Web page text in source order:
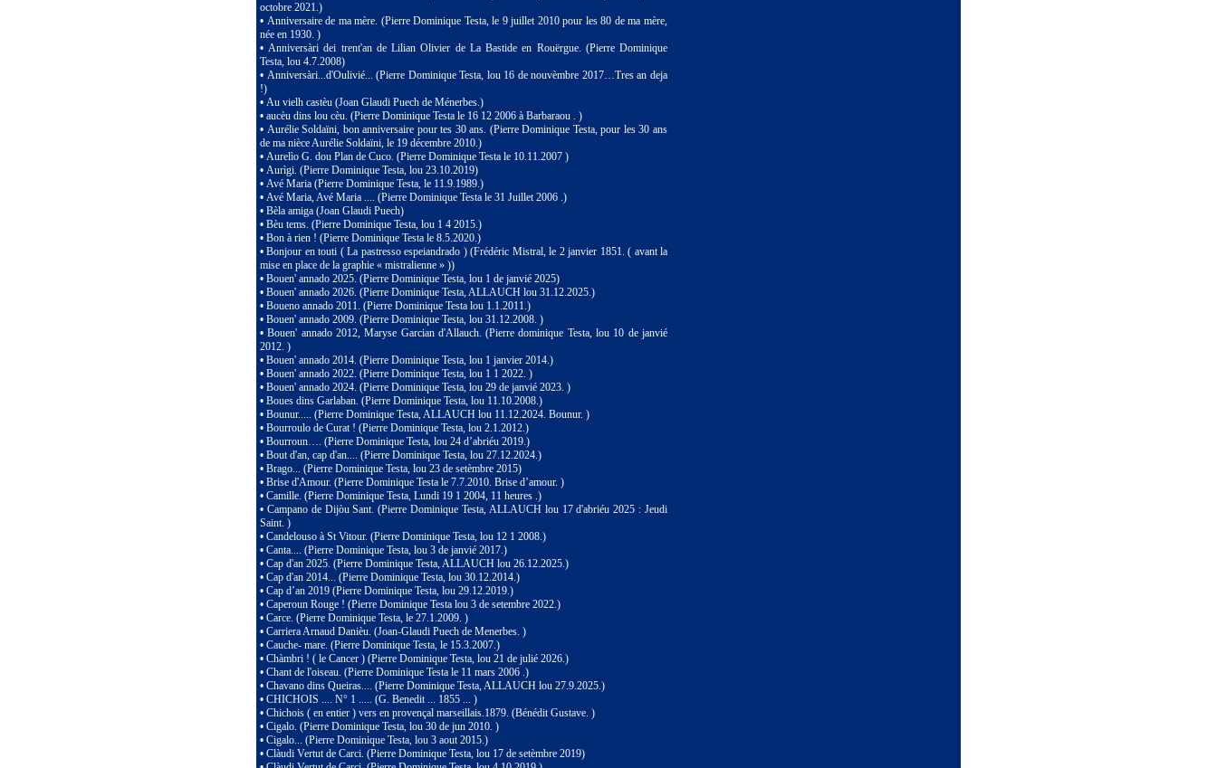
octobre 2021.)
• Anniversaire de ma mère. (Pierre Dominique Testa, le 9 juillet 2010 pour les 80 de ma mère,
née en 1930. )
•Anniversàri dei trent'an de Lilian Olivier de La Bastide en Rouërgue. (Pierre Dominique
Testa, lou 4.7.2008)
• Anniversàri...d'Oulivié... (Pierre Dominique Testa, lou 16 de nouvèmbre 2017…Tres an deja
!)
• Au vielh castèu (Joan Glaudi Puech de Ménerbes.)
• aucèu dins lou cèu. (Pierre Dominique Testa le 16 12 2006 à Barbaraou . )
• Aurélie Soldaïni, bon anniversaire pour tes 30 ans. (Pierre Dominique Testa, pour les 30 ans
de ma nièce Aurélie Soldaïni, le 19 décembre 2010.)
• Aurelìo G. dou Plan de Cuco. (Pierre Dominique Testa le 10.11.2007 )
• Aurìgi. (Pierre Dominique Testa, lou 23.10.2019)
• Avé Maria (Pierre Dominique Testa, le 11.9.1989.)
• Avé Maria, Avé Maria .... (Pierre Dominique Testa le 31 Juillet 2006 .)
• Bèla amiga (Joan Glaudi Puech)
• Bèu tems. (Pierre Dominique Testa, lou 1 4 2015.)
• Bon à rien ! (Pierre Dominique Testa le 8.5.2020.)
•Bonjour en touti ( La pastresso espeiandrado ) (Frédéric Mistral, le 2 janvier 1851. ( avant la
mise en place de la graphie « mistralienne » ))
• Bouen' annado 2025. (Pierre Dominique Testa, lou 1 de janvié 2025)
• Bouen' annado 2026. (Pierre Dominique Testa, ALLAUCH lou 31.12.2025.)
• Boueno annado 2011. (Pierre Dominique Testa lou 1.1.2011.)
• Bouen' annado 2009. (Pierre Dominique Testa, lou 31.12.2008. )
•Bouen' annado 2012, Maryse Garcian d'Allauch. (Pierre dominique Testa, lou 10 de janvié
2012. )
• Bouen' annado 2014. (Pierre Dominique Testa, lou 1 janvier 2014.)
• Bouen' annado 2022. (Pierre Dominique Testa, lou 1 1 2022. )
• Bouen' annado 2024. (Pierre Dominique Testa, lou 29 de janvié 2023. )
• Boues dins Garlaban. (Pierre Dominique Testa, lou 11.10.2008.)
• Bounur..... (Pierre Dominique Testa, ALLAUCH lou 11.12.2024. Bounur. )
• Bourroulo de Curat ! (Pierre Dominique Testa, lou 2.1.2012.)
• Bourroun…. (Pierre Dominique Testa, lou 24 d’abriéu 2019.)
• Bout d'an, cap d'an.... (Pierre Dominique Testa, lou 27.12.2024.)
• Brago... (Pierre Dominique Testa, lou 23 de setèmbre 2015)
• Brise d'Amour. (Pierre Dominique Testa le 7.7.2010. Brise d’amour. )
• Camille. (Pierre Dominique Testa, Lundi 19 1 2004, 11 heures .)
• Campano de Dijòu Sant. (Pierre Dominique Testa, ALLAUCH lou 17 d'abriéu 2025 : Jeudi
Saint. )
• Candelouso à St Vitour. (Pierre Dominique Testa, lou 12 1 2008.)
• Canta.... (Pierre Dominique Testa, lou 3 de janvié 2017.)
• Cap d'an 2025. (Pierre Dominique Testa, ALLAUCH lou 26.12.2025.)
• Cap d'an 2014... (Pierre Dominique Testa, lou 30.12.2014.)
• Cap d’an 2019 (Pierre Dominique Testa, lou 29.12.2019.)
• Caperoun Rouge ! (Pierre Dominique Testa lou 3 de setembre 2022.)
• Carce. (Pierre Dominique Testa, le 27.1.2009. )
• Carriera Arnaud Danièu. (Joan-Glaudi Puech de Menerbes. )
• Cauche- mare. (Pierre Dominique Testa, le 15.3.2007.)
• Chàmbri ! ( le Cancer ) (Pierre Dominique Testa, lou 21 de julié 2026.)
• Chant de l'oiseau. (Pierre Dominique Testa le 11 mars 2006 .)
• Chavano dins Queiras.... (Pierre Dominique Testa, ALLAUCH lou 27.9.2025.)
• CHICHOIS .... N° 1 ..... (G. Benedit ... 1855 ... )
• Chichois ( en entier ) vers en provençal marseillais.1879. (Bénédit Gustave. )
• Cigalo. (Pierre Dominique Testa, lou 30 de jun 2010. )
• Cigalo... (Pierre Dominique Testa, lou 3 aout 2015.)
• Clàudi Vertut de Carci. (Pierre Dominique Testa, lou 17 de setèmbre 2019)